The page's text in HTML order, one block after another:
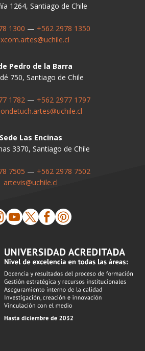
1264, Santiago de Chile
1300 — +562 2978 1350
Pedro de la Barra
750, Santiago de Chile
1782— +562 2977 1797
Sede Las Encinas
3370, Santiago de Chile
7505 — +562 2978 7502
artevis@uchile.cl